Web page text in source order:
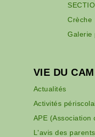
Crèche
Galerie
VIE DU
Actualités
Activités
APE (Association
L'avis des parents